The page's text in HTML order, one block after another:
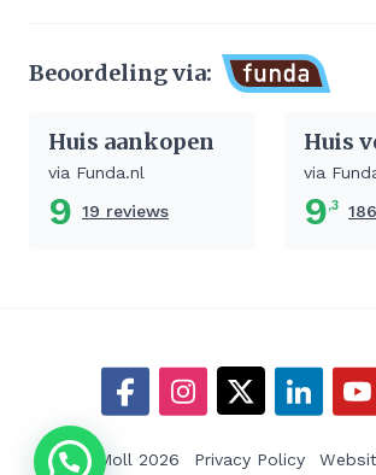
Stille verkoop
Beoordeling via:
Huis aankopen
via Funda.nl
9 19 reviews
Huis
via
9,3
©Sierd Moll 2026 Privacy Policy